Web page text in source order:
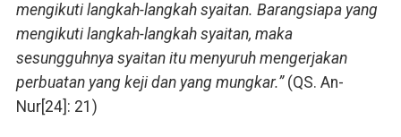
mengikuti langkah-langkah syaitan. Barangsiapa yang
mengikuti langkah-langkah syaitan, maka
sesungguhnya syaitan itu menyuruh mengerjakan
perbuatan yang keji dan yang mungkar.”(QS. An-
Nur[24]: 21)